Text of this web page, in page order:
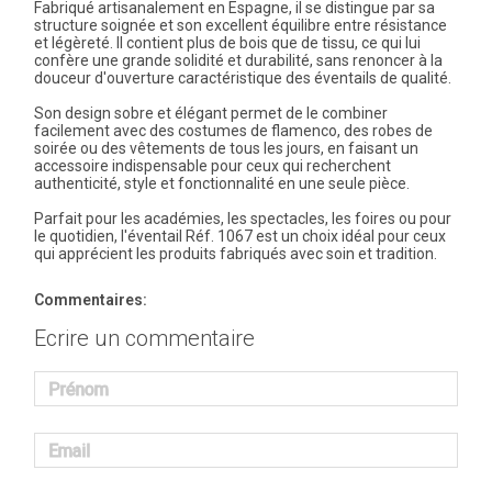
Fabriqué artisanalement en Espagne, il se distingue par sa
structure soignée et son excellent équilibre entre résistance
et légèreté. Il contient plus de bois que de tissu, ce qui lui
confère une grande solidité et durabilité, sans renoncer à la
douceur d'ouverture caractéristique des éventails de qualité.
Son design sobre et élégant permet de le combiner
facilement avec des costumes de flamenco, des robes de
soirée ou des vêtements de tous les jours, en faisant un
accessoire indispensable pour ceux qui recherchent
authenticité, style et fonctionnalité en une seule pièce.
Parfait pour les académies, les spectacles, les foires ou pour
le quotidien, l'éventail Réf. 1067 est un choix idéal pour ceux
qui apprécient les produits fabriqués avec soin et tradition.
Commentaires:
Ecrire un commentaire
Prénom
Email